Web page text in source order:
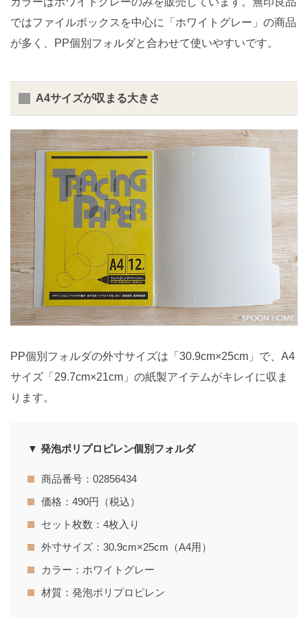
ではファイルボックスを中心に「ホワイトグレー」の商品
が多く、PP個別フォルダと合わせて使いやすいです。
A4サイズが収まる大きさ
PP個別フォルダの外寸サイズは「30.9cm×25cm」で、A4
サイズ「29.7cm×21cm」の紙製アイテムがキレイに収ま
ります。
▼ 発泡ポリプロピレン個別フォルダ
商品番号：02856434
価格：490円（税込）
セット枚数：4枚入り
外寸サイズ：30.9cm×25cm（A4用）
カラー：ホワイトグレー
材質：発泡ポリプロピレン